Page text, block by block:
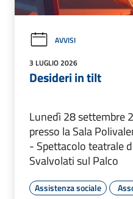
AVVISI
3 LUGLIO 2026
Desideri in tilt
Lunedì 28 settembre
presso la Sala
- Spettacolo teatrale
Svalvolati sul Palco
Assistenza sociale